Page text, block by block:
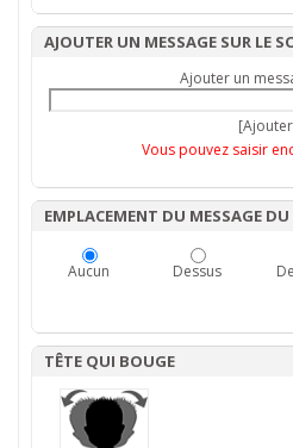
AJOUTER UN MESSAGE SUR LE
Ajouter un
Vous pouvez saisir
EMPLACEMENT DU MESSAGE DU
Aucun Dessus
TÊTE QUI BOUGE